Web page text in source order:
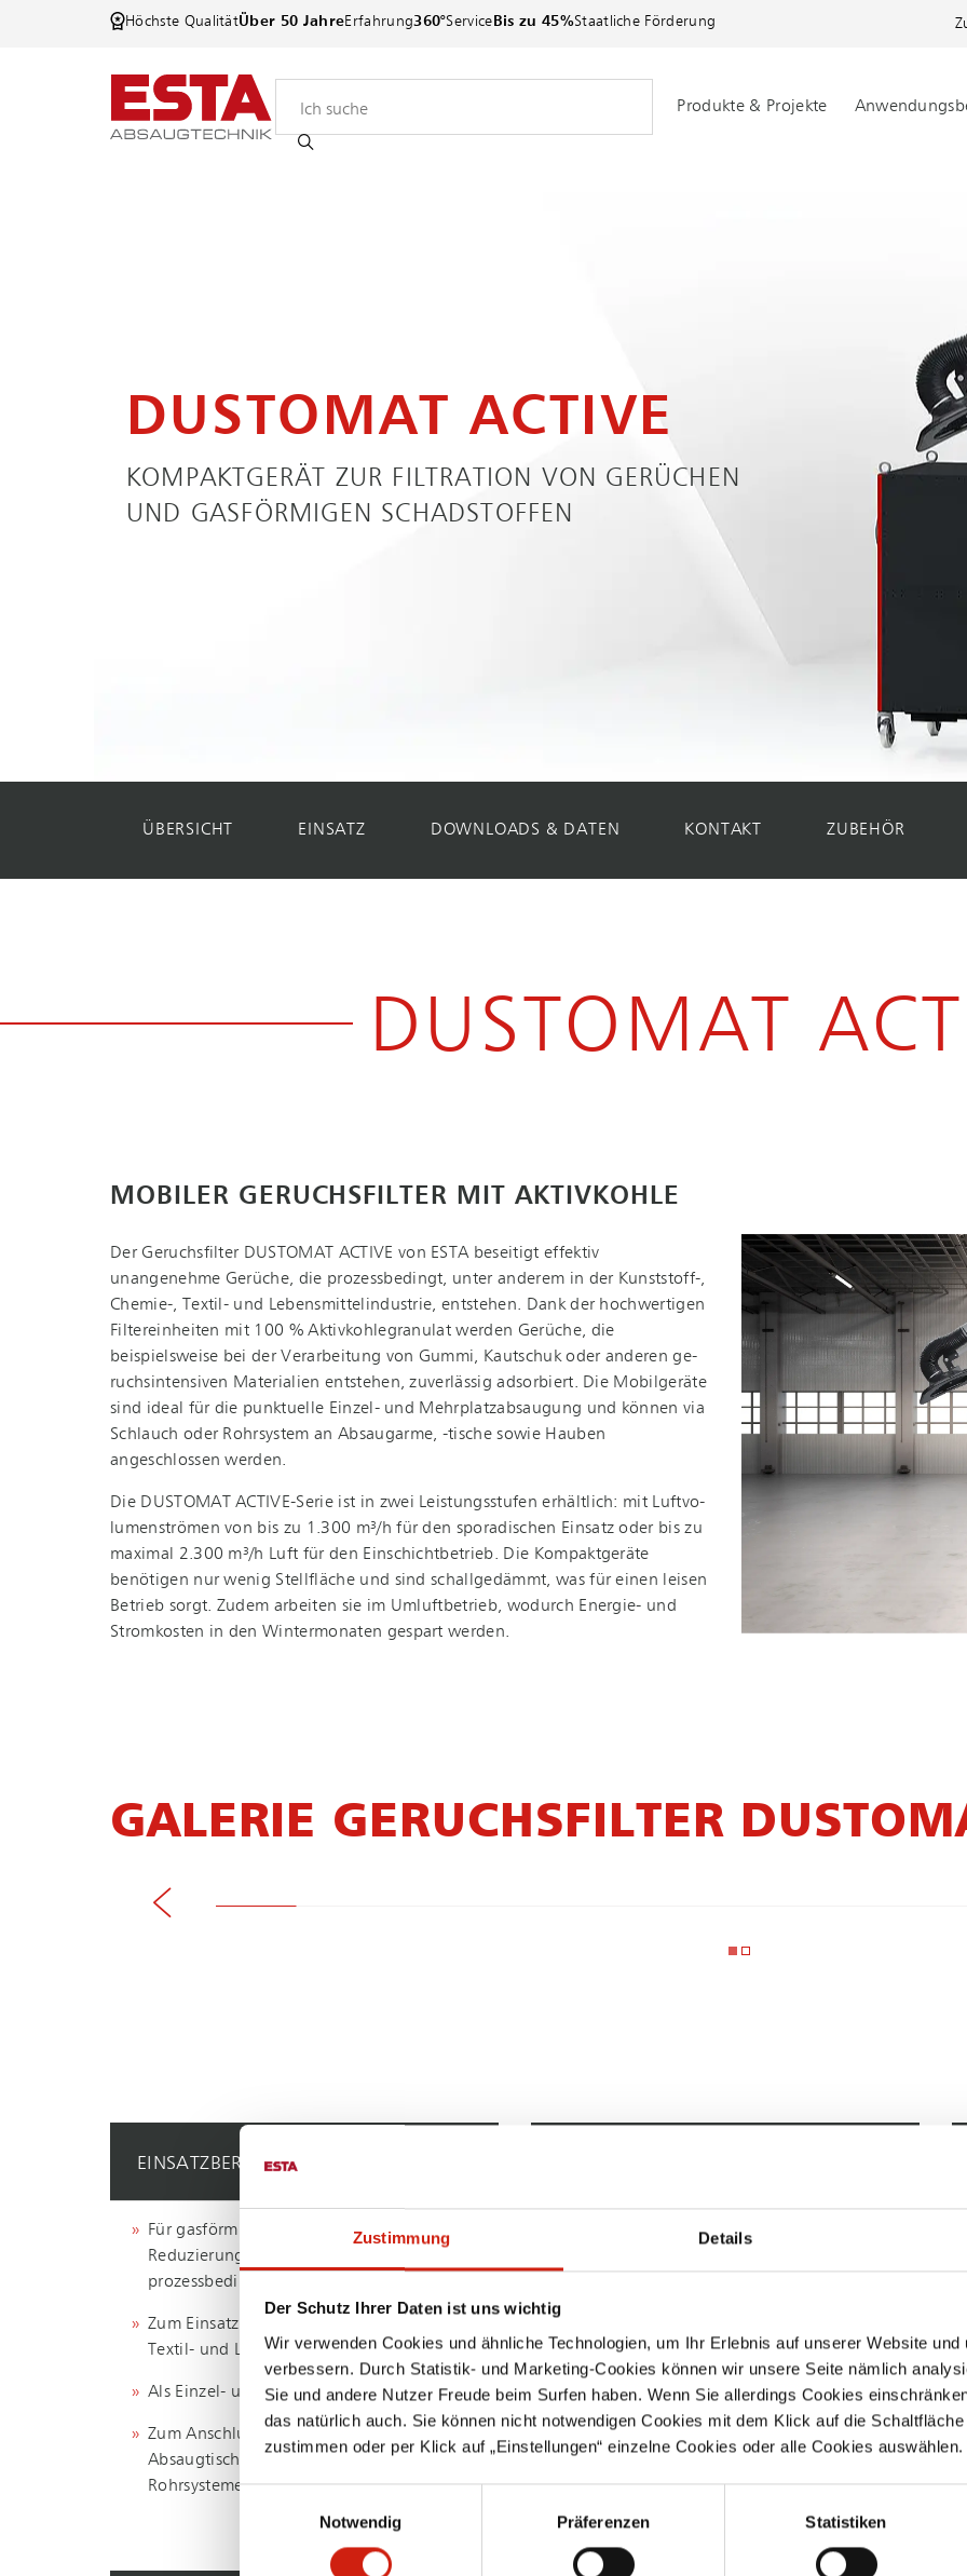
Zustimmung Details
Der Schutz Ihrer Daten ist uns wichtig
Wir verwenden Cookies und ähnliche Technologien, um Ihr Erlebnis auf unserer Website
verbessern. Durch Statistik- und Marketing-Cookies können wir unsere Seite nämlich
Sie und andere Nutzer Freude beim Surfen haben. Wenn Sie allerdings Cookies
das natürlich auch. Sie können nicht notwendigen Cookies mit dem Klick auf die Schaltfläche
zustimmen oder per Klick auf „Einstellungen“ einzelne Cookies oder alle Cookies auswählen.
Einwilligungsauswahl
Notwendig
Präferenzen Statistiken
Höchste QualitätÜber 50 JahreErfahrung360°Service Bis zu 45%Staatliche Förderung
Produkte & Projekte
DUSTOMAT ACTIVE
KOMPAKTGERÄT ZUR FILTRATION VON GERÜCHEN
UND GASFÖRMIGEN SCHADSTOFFEN
ÜBERSICHT EINSATZ DOWNLOADS & DATEN KONTAKT ZUBEHÖR
DUSTOMAT
MOBILER GERUCHSFILTER MIT AKTIVKOHLE
Der Geruchsfilter DUSTOMAT ACTIVE von ESTA beseitigt effektiv
unangenehme Gerüche, die prozessbedingt, unter anderem in der Kunststoff-,
Chemie-, Textil- und Le­bens­mit­tel­in­dus­trie, entstehen. Dank der hochwertigen
Filtereinheiten mit 100 % Ak­tiv­koh­le­gra­nu­lat werden Gerüche, die
beispielsweise bei der Verarbeitung von Gummi, Kautschuk oder anderen ge­
ruchs­in­ten­si­ven Materialien entstehen, zuverlässig adsorbiert. Die Mobilgeräte
sind ideal für die punktuelle Einzel- und Mehr­platz­ab­sau­gung und können via
Schlauch oder Rohrsystem an Absaugarme, -tische sowie Hauben
angeschlossen werden.
Die DUSTOMAT ACTIVE-Serie ist in zwei Leistungsstufen erhältlich: mit Luft­vo­
lu­men­strö­men von bis zu 1.300 m³/h für den sporadischen Einsatz oder bis zu
maximal 2.300 m³/h Luft für den Ein­schicht­be­trieb. Die Kompaktgeräte
benötigen nur wenig Stellfläche und sind schallgedämmt, was für einen leisen
Betrieb sorgt. Zudem arbeiten sie im Umluftbetrieb, wodurch Energie- und
Stromkosten in den Wintermonaten gespart werden.
GALERIE GERUCHSFILTER
EINSATZBEREICHE
Für gasförmige Umweltschadstoffe und zur
Reduzierung störender und/oder
prozessbedingter Gerüche
Zum Einsatz in der Kunststoff-, Chemie-,
Textil- und Lebensmittelindustrie
Als Einzel- und Mehrplatzabsaugung
Zum Anschluss an Absaugarme,
Absaugtische, Absaughauben sowie kürzere
Rohrsysteme
Umfüllen, Mischen
Kunststoffschweißen
Kleben
Geruch- und gaserzeugende Prozesse
uvm.